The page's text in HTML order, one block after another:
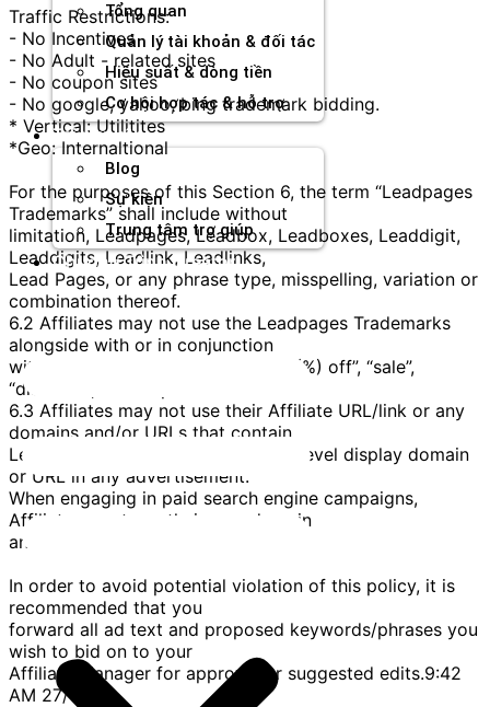
Tổng quan
Quản lý tài khoản & đối tác
Hiệu suất & dòng tiền
Cơ hội hợp tác & hỗ trợ
Tài nguyên
Blog
Sự kiện
Trung tâm trợ giúp
Chương Trình Creator
Traffic Restrictions:
- No Incentives
- No Adult - related sites
- No coupon sites
- No google, yahoo, bing trademark bidding.
* Vertical: Utilitites
*Geo: Internaltional
For the purposes of this Section 6, the term “Leadpages
Trademarks” shall include without
limitation, Leadpages, Leadbox, Leadboxes, Leaddigit,
Leaddigits, Leadlink, Leadlinks,
Lead Pages, or any phrase type, misspelling, variation or
combination thereof.
6.2 Affiliates may not use the Leadpages Trademarks
alongside with or in conjunction
with the following terms: “percent (%) off”, “sale”,
“discount”, or “coupon”.
6.3 Affiliates may not use their Affiliate URL/link or any
domains and/or URLs that contain
Leadpages Trademarks as the top-level display domain
or URL in any advertisement.
When engaging in paid search engine campaigns,
Affiliates must use their own domain
and/or URL in their ads.
In order to avoid potential violation of this policy, it is
recommended that you
forward all ad text and proposed keywords/phrases you
wish to bid on to your
Affiliate Manager for approval or suggested edits.9:42
AM 27/12/22